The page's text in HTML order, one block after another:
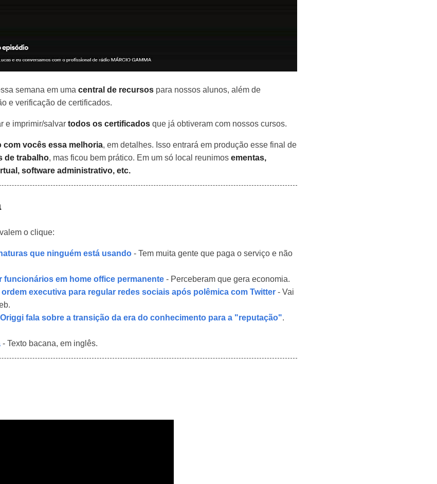
semana em uma central de recursos para nossos alunos, além de
e verificação de certificados.
e imprimir/salvar todos os certificados que já obtiveram com nossos cursos.
com vocês essa melhoria, em detalhes. Isso entrará em produção esse final de
de trabalho, mas ficou bem prático. Em um só local reunimos ementas,
software administrativo, etc.
o clique:
que ninguém está usando - Tem muita gente que paga o serviço e não
funcionários em home office permanente - Perceberam que gera economia.
executiva para regular redes sociais após polêmica com Twitter - Vai
fala sobre a transição da era do conhecimento para a "reputação".
- Texto bacana, em inglês.